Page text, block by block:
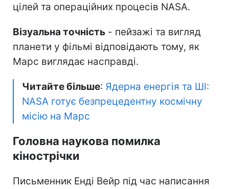
цілей та операційних процесів NASA.
Візуальна точність - пейзажі та вигляд
планети у фільмі відповідають тому, як
Марс виглядає насправді.
Читайте більше: Ядерна енергія та ШІ:
NASA готує безпрецедентну космічну
місію на Марс
Головна наукова помилка
кінострічки
Письменник Енді Вейр під час написання